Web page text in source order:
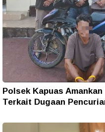
Polsek Kapuas
Terkait Dugaan